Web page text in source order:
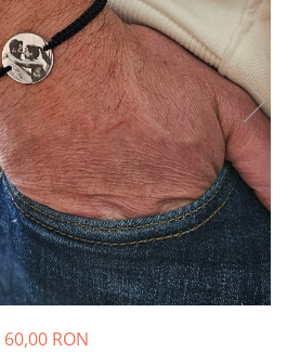
60,00 RON